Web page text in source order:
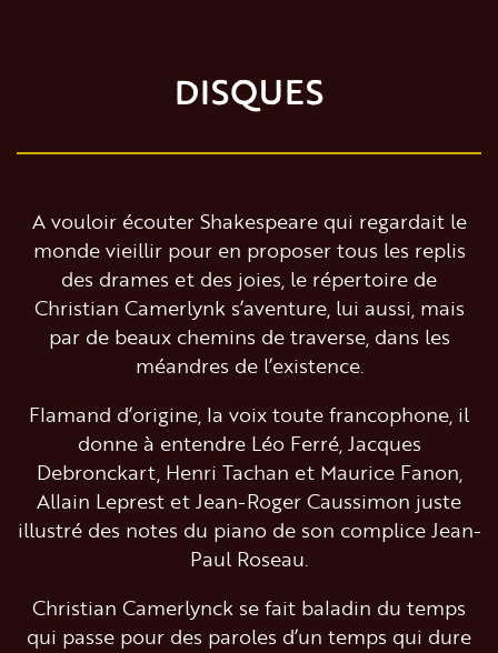
DISQUES
A vouloir écouter Shakespeare qui regardait le
monde vieillir pour en proposer tous les replis
des drames et des joies, le répertoire de
Christian Camerlynk s’aventure, lui aussi, mais
par de beaux chemins de traverse, dans les
méandres de l’existence.
Flamand d’origine, la voix toute francophone, il
donne à entendre Léo Ferré, Jacques
Debronckart, Henri Tachan et Maurice Fanon,
Allain Leprest et Jean-Roger Caussimon juste
illustré des notes du piano de son complice Jean-
Paul Roseau.
Christian Camerlynck se fait baladin du temps
qui passe pour des paroles d’un temps qui dure